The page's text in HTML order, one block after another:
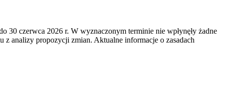
czerwca 2026 r. W wyznaczonym terminie nie wpłynęły żadne
analizy propozycji zmian. Aktualne informacje o zasadach